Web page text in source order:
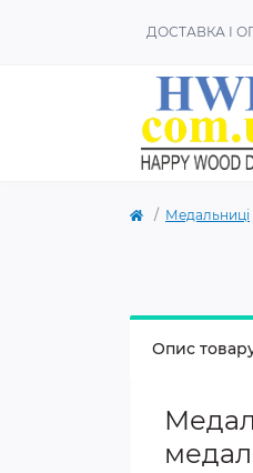
ДОСТАВКА І
Медальниці
Опис